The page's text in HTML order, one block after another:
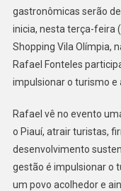
gastronômicas serão
inicia, nesta terça-feira
Shopping Vila Olímpia,
Rafael Fonteles
impulsionar o turismo e
Rafael vê no evento
o Piauí, atrair turistas,
desenvolvimento
gestão é impulsionar o
um povo acolhedor e